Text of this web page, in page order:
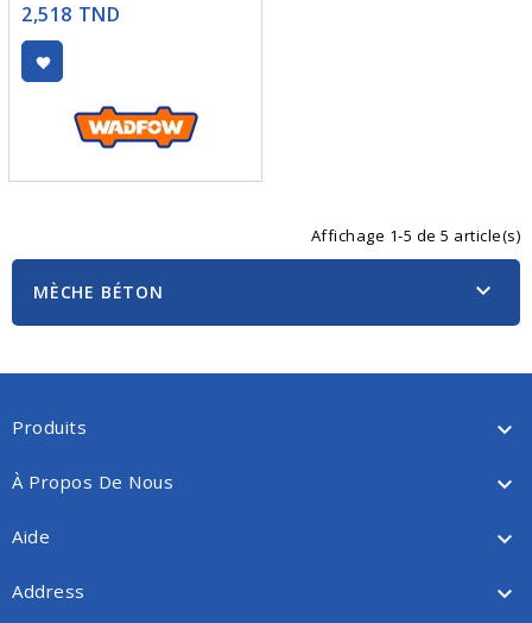
2,518 TND
Affichage 1-5 de 5 article(s)
MÈCHE BÉTON 
Produits 
À Propos De Nous 
Aide 
Address 